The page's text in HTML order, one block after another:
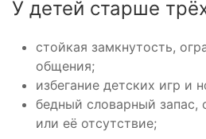
У детей старше
стойкая замкнутость,
общения;
избегание детских игр и
бедный словарный запас,
или её отсутствие;